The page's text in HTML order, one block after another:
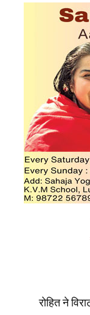
रोहित ने